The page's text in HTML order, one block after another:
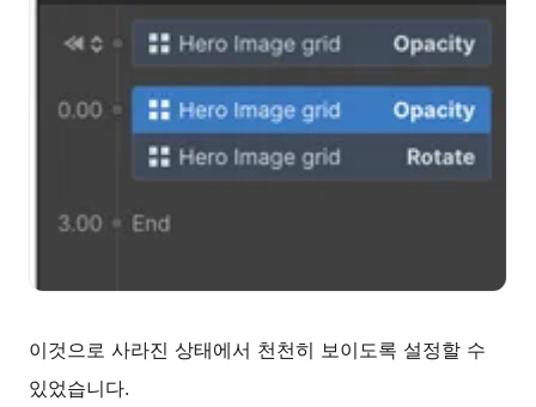
이것으로 사라진 상태에서 천천히 보이도록 설정할 수
있었습니다.